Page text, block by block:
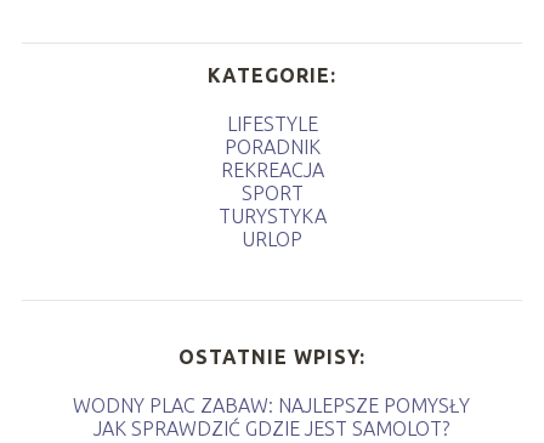
KATEGORIE:
LIFESTYLE
PORADNIK
REKREACJA
SPORT
TURYSTYKA
URLOP
OSTATNIE WPISY:
WODNY PLAC ZABAW: NAJLEPSZE POMYSŁY
JAK SPRAWDZIĆ GDZIE JEST SAMOLOT?